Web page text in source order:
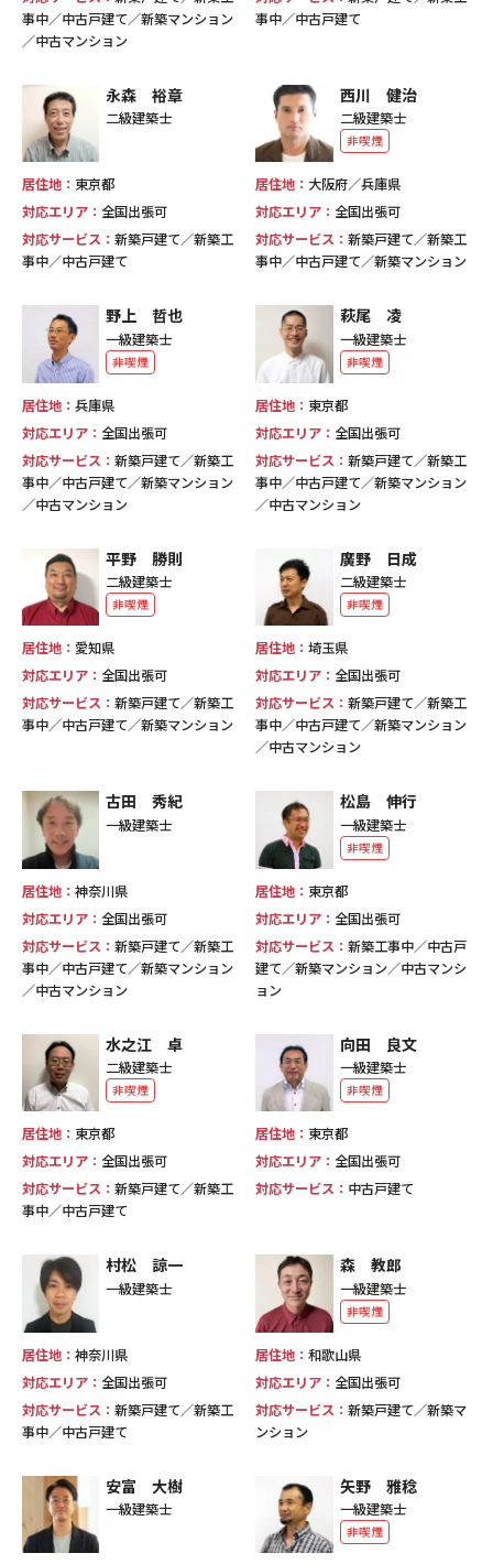
事中／中古戸建て／新築マンション
／中古マンション
事中／中古戸建て
永森 裕章
二級建築士
居住地： 東京都
対応エリア： 全国出張可
対応サービス： 新築戸建て／新築工
事中／中古戸建て
西川 健治
二級建築士
非喫煙
居住地： 大阪府／兵庫県
対応エリア： 全国出張可
対応サービス：新築戸建て／新築工
事中／中古戸建て／新築マンション
野上 哲也
一級建築士
非喫煙
居住地： 兵庫県
対応エリア： 全国出張可
対応サービス： 新築戸建て／新築工
事中／中古戸建て／新築マンション
／中古マンション
萩尾 凌
一級建築士
非喫煙
居住地： 東京都
対応エリア： 全国出張可
対応サービス：新築戸建て／新築工
事中／中古戸建て／新築マンション
／中古マンション
平野 勝則
二級建築士
非喫煙
居住地： 愛知県
対応エリア： 全国出張可
対応サービス： 新築戸建て／新築工
事中／中古戸建て／新築マンション
廣野 日成
二級建築士
非喫煙
居住地：埼玉県
対応エリア： 全国出張可
対応サービス：新築戸建て／新築工
事中／中古戸建て／新築マンション
／中古マンション
古田 秀紀
一級建築士
居住地： 神奈川県
対応エリア： 全国出張可
対応サービス： 新築戸建て／新築工
事中／中古戸建て／新築マンション
／中古マンション
松島 伸行
一級建築士
非喫煙
居住地： 東京都
対応エリア： 全国出張可
対応サービス：新築工事中／中古戸
建て／新築マンション／中古マンシ
ョン
水之江 卓
二級建築士
非喫煙
居住地： 東京都
対応エリア： 全国出張可
対応サービス： 新築戸建て／新築工
事中／中古戸建て
向田 良文
一級建築士
非喫煙
居住地： 東京都
対応エリア： 全国出張可
対応サービス： 中古戸建て
村松 諒一
一級建築士
居住地： 神奈川県
対応エリア： 全国出張可
対応サービス： 新築戸建て／新築工
事中／中古戸建て
森 教郎
一級建築士
非喫煙
居住地：和歌山県
対応エリア： 全国出張可
対応サービス：新築戸建て／新築マ
ンション
安富 大樹
一級建築士
矢野 雅稔
一級建築士
非喫煙